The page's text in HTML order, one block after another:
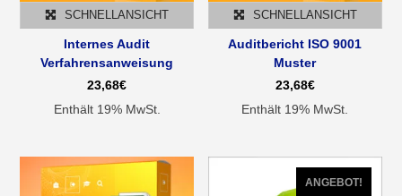
SCHNELLANSICHT
Internes Audit
Verfahrensanweisung
23,68€
Enthält 19% MwSt.
SCHNELLANSICHT
Auditbericht ISO 9001
Muster
23,68€
Enthält 19% MwSt.
ANGEBOT!